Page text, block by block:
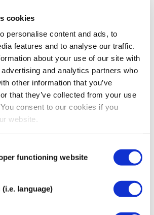
cookies
personalise content and ads, to
features and to analyse our traffic.
about your use of our site with
and analytics partners who
other information that you’ve
that they’ve collected from your use
consent to our cookies if you
website.
functioning website
language)
Ja
Ja
Ja
Ja
CureTape® Soft Touch Schaar